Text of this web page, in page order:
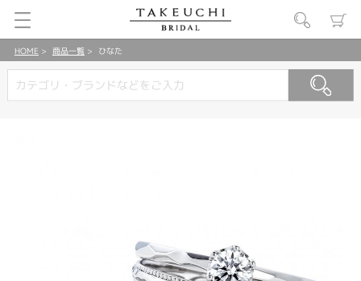
HOME 商品一覧 ひなた